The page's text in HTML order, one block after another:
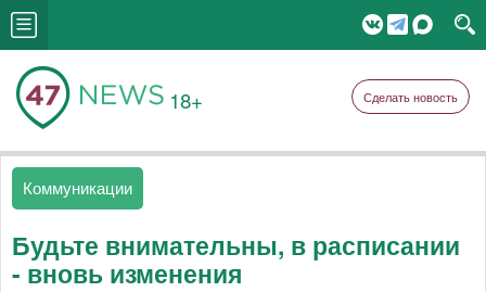
18+ Сделать новость
Коммуникации
Будьте внимательны, в расписании
- вновь изменения